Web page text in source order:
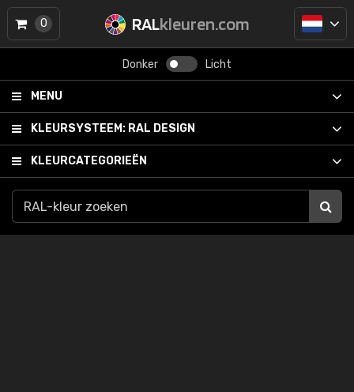
RALkleuren.com
Donker Licht
MENU
KLEURSYSTEEM: RAL DESIGN
KLEURCATEGORIEËN
0